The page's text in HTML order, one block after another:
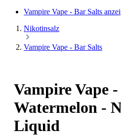
Vampire Vape - Bar Salts
Nikotinsalz
Vampire Vape - Bar Salts
Vampire Vape
Watermelon -
Liquid